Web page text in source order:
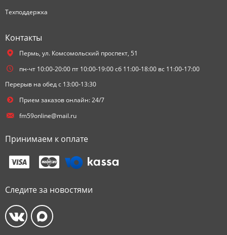
Техподдержка
Контакты
Пермь, ул. Комсомольский проспект, 51
пн-чт 10:00-20:00 пт 10:00-19:00 сб 11:00-18:00 вс 11:00-17:00
Перерыв на обед с 13:00-13:30
Прием заказов онлайн: 24/7
fm59online@mail.ru
Принимаем к оплате
Следите за новостями